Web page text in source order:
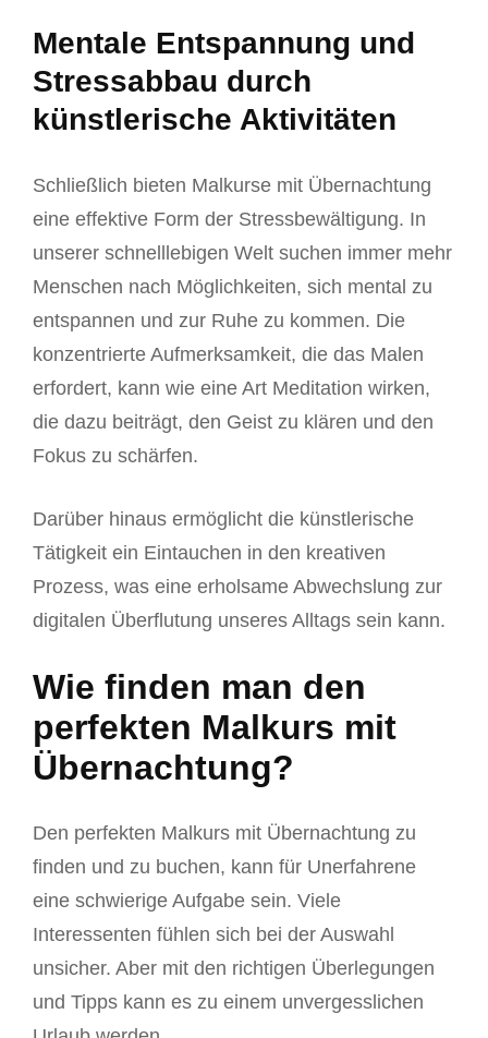
Mentale Entspannung und
Stressabbau durch
künstlerische Aktivitäten
Schließlich bieten Malkurse mit Übernachtung
eine effektive Form der Stressbewältigung. In
unserer schnelllebigen Welt suchen immer mehr
Menschen nach Möglichkeiten, sich mental zu
entspannen und zur Ruhe zu kommen. Die
konzentrierte Aufmerksamkeit, die das Malen
erfordert, kann wie eine Art Meditation wirken,
die dazu beiträgt, den Geist zu klären und den
Fokus zu schärfen.
Darüber hinaus ermöglicht die künstlerische
Tätigkeit ein Eintauchen in den kreativen
Prozess, was eine erholsame Abwechslung zur
digitalen Überflutung unseres Alltags sein kann.
Wie finden man den
perfekten Malkurs mit
Übernachtung?
Den perfekten Malkurs mit Übernachtung zu
finden und zu buchen, kann für Unerfahrene
eine schwierige Aufgabe sein. Viele
Interessenten fühlen sich bei der Auswahl
unsicher. Aber mit den richtigen Überlegungen
und Tipps kann es zu einem unvergesslichen